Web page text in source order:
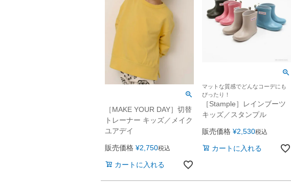
［MAKE YOUR DAY］切替
トレーナー キッズ／メイク
ユアデイ
販売価格 ¥2,750税込
カートに入れる
マットな質感でどんなコーデにも
ぴったり！
［Stample］レインブーツ
キッズ／スタンプル
販売価格 ¥2,530税込
カートに入れる